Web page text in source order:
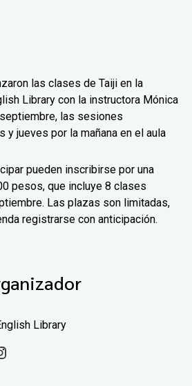
las clases de Taiji en la
Library con la instructora Mónica
las sesiones
y jueves por la mañana en el aula
pueden inscribirse por una
pesos, que incluye 8 clases
Las plazas son limitadas,
registrarse con anticipación.
Library